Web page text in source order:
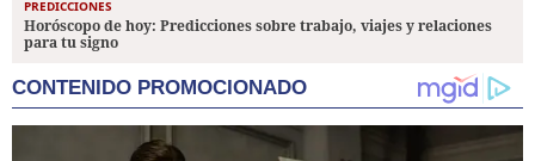
PREDICCIONES
Horóscopo de hoy: Predicciones sobre trabajo, viajes y relaciones
para tu signo
CONTENIDO PROMOCIONADO